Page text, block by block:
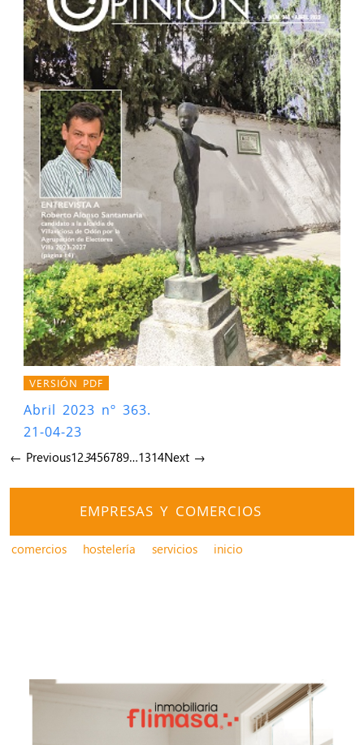
VERSIÓN PDF
Abril 2023 nº 363.
21-04-23
← Previous123456789…1314Next →
EMPRESAS Y COMERCIOS
comercios hostelería servicios inicio